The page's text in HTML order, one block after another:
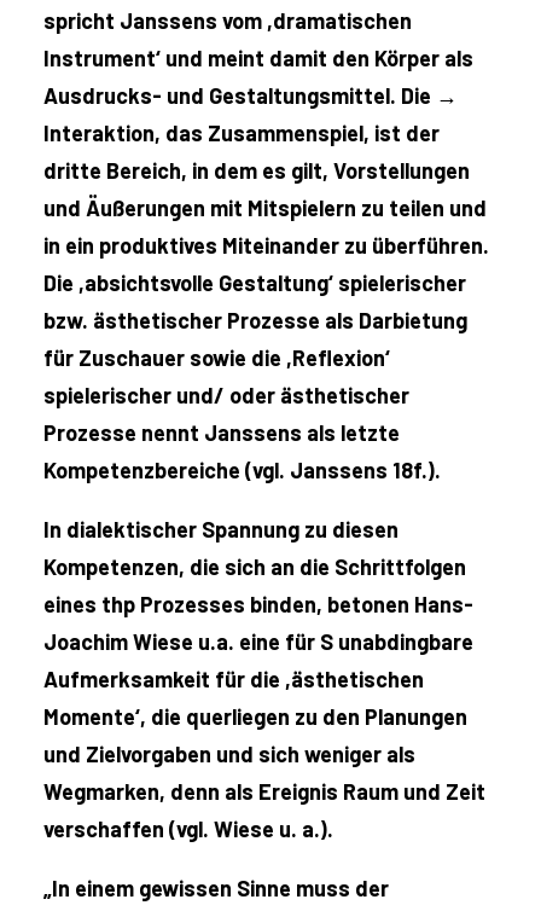
spricht Janssens vom ,dramatischen
Instrument‘ und meint damit den Körper als
Ausdrucks- und Gestaltungsmittel. Die →
Interaktion, das Zusammenspiel, ist der
dritte Bereich, in dem es gilt, Vorstellungen
und Äußerungen mit Mitspielern zu teilen und
in ein produktives Miteinander zu überführen.
Die ,absichtsvolle Gestaltung‘ spielerischer
bzw. ästhetischer Prozesse als Darbietung
für Zuschauer sowie die ,Reflexion‘
spielerischer und/ oder ästhetischer
Prozesse nennt Janssens als letzte
Kompetenzbereiche (vgl. Janssens 18f.).
In dialektischer Spannung zu diesen
Kompetenzen, die sich an die Schrittfolgen
eines thp Prozesses binden, betonen Hans-
Joachim Wiese u.a. eine für S unabdingbare
Aufmerksamkeit für die ,ästhetischen
Momente‘, die querliegen zu den Planungen
und Zielvorgaben und sich weniger als
Wegmarken, denn als Ereignis Raum und Zeit
verschaffen (vgl. Wiese u. a.).
„In einem gewissen Sinne muss der